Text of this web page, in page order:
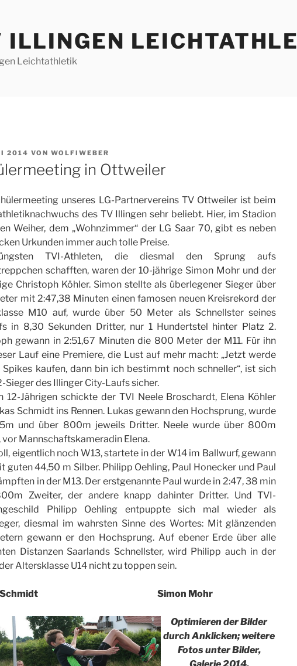
ILLINGEN
Leichtathletik
2014 VON WOLFIWEBER
in Ottweiler
unseres LG-Partnervereins TV Ottweiler ist beim
des TV Illingen sehr beliebt. Hier, im Stadion
Weiher, dem „Wohnzimmer“ der LG Saar 70, gibt es neben
Urkunden immer auch tolle Preise.
TVI-Athleten, die diesmal den Sprung aufs
schafften, waren der 10-jährige Simon Mohr und der
Christoph Köhler. Simon stellte als überlegener Sieger über
mit 2:47,38 Minuten einen famosen neuen Kreisrekord der
M10 auf, wurde über 50 Meter als Schnellster seines
in 8,30 Sekunden Dritter, nur 1 Hundertstel hinter Platz 2.
gewann in 2:51,67 Minuten die 800 Meter der M11. Für ihn
Lauf eine Premiere, die Lust auf mehr macht: „Jetzt werde
kaufen, dann bin ich bestimmt noch schneller“, ist sich
Sieger des Illinger City-Laufs sicher.
12-Jährigen schickte der TVI Neele Broschardt, Elena Köhler
Schmidt ins Rennen. Lukas gewann den Hochsprung, wurde
und über 800m jeweils Dritter. Neele wurde über 800m
vor Mannschaftskameradin Elena.
eigentlich noch W13, startete in der W14 im Ballwurf, gewann
guten 44,50 m Silber. Philipp Oehling, Paul Honecker und Paul
in der M13. Der erstgenannte Paul wurde in 2:47, 38 min
Zweiter, der andere knapp dahinter Dritter. Und TVI-
Philipp Oehling entpuppte sich mal wieder als
diesmal im wahrsten Sinne des Wortes: Mit glänzenden
gewann er den Hochsprung. Auf ebener Erde über alle
Distanzen Saarlands Schnellster, wird Philipp auch in der
Altersklasse U14 nicht zu toppen sein.
Schmidt Simon Mohr
Optimieren der Bilder
durch Anklicken; weitere
Fotos unter Bilder,